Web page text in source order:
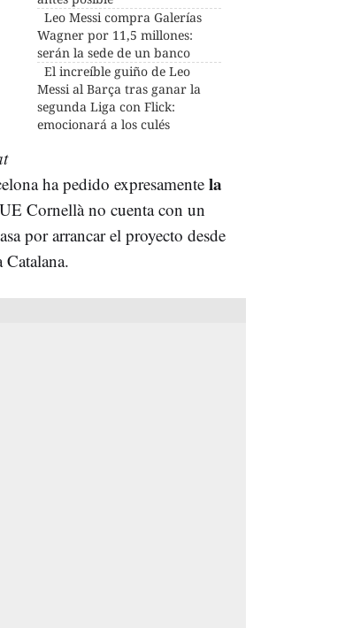
Leo Messi compra Galerías
Wagner por 11,5 millones:
serán la sede de un banco
El increíble guiño de Leo
Messi al Barça tras ganar la
segunda Liga con Flick:
emocionará a los culés
ha pedido expresamente la
Cornellà no cuenta con un
por arrancar el proyecto desde